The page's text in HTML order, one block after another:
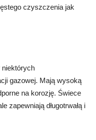
czyszczenia jak
niektórych
gazowej. Mają wysoką
na korozję. Świece
zapewniają długotrwałą i